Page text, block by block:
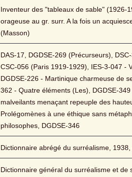
Inventeur des "tableaux de sable" (1926-
orageuse au gr. surr. A la fois un
(Masson)
DAS-17, DGDSE-269 (Précurseurs),
CSC-056 (Paris 1919-1929), IES-3-047 -
DGDSE-226 - Martinique charmeuse de
362 - Quatre éléments (Les), DGDSE-
malveilants menaçant repeuple des
Prolégomènes à une éthique sans
philosophes, DGDSE-346
Dictionnaire abrégé du surréalisme,
Dictionnaire général du surréalisme et de